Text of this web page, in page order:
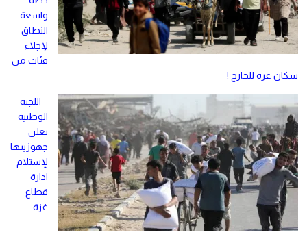
واسعة
النطاق
لإجلاء
فئات من
سكان غزة للخارج !
اللجنة
الوطنية
تعلن
جهوزيتها
لإستلام
ادارة
قطاع
غزة